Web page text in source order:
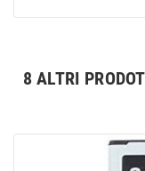
8 ALTRI